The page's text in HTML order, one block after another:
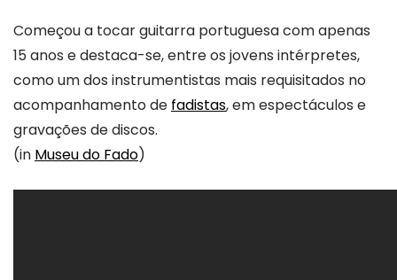
Começou a tocar guitarra portuguesa com apenas
15 anos e destaca-se, entre os jovens intérpretes,
como um dos instrumentistas mais requisitados no
acompanhamento de fadistas, em espectáculos e
gravações de discos.
(in Museu do Fado)